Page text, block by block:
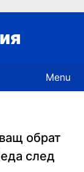
Menu
обрат
след